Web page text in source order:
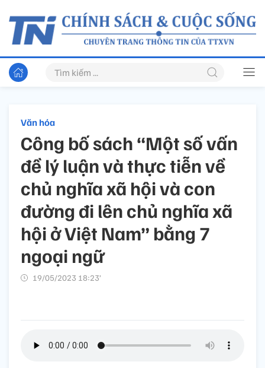
Văn hóa
Công bố sách “Một số vấn
đề lý luận và thực tiễn về
chủ nghĩa xã hội và con
đường đi lên chủ nghĩa xã
hội ở Việt Nam” bằng 7
ngoại ngữ
19/05/2023 18:23’